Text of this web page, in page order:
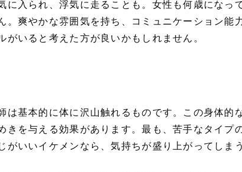
に入られ、浮気に走ることも。女性も何歳になっ
。爽やかな雰囲気を持ち、コミュニケーション能
いると考えた方が良いかもしれません。
は基本的に体に沢山触れるものです。この身体的
きを与える効果があります。最も、苦手なタイプ
いいイケメンなら、気持ちが盛り上がってしま